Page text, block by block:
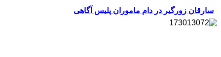
سارقان زورگیر در دام ماموران پلیس آگاهی